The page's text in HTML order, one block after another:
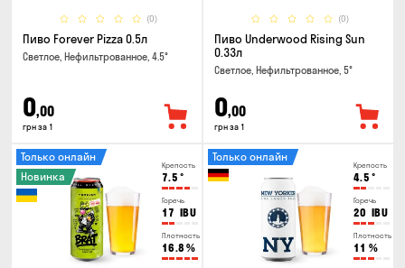
(0)
Пиво Forever Pizza 0.5л
Светлое, Нефильтрованное, 4.5°
0,00
грн за 1
(0)
Пиво Underwood Rising Sun
0.33л
Светлое, Нефильтрованное, 5°
0,00
грн за 1
Крепость
7.5 °
Горечь
17 IBU
Плотность
16.8 %
Только онлайн
Новинка
Крепость
4.5 °
Горечь
20 IBU
Плотность
11 %
Только онлайн